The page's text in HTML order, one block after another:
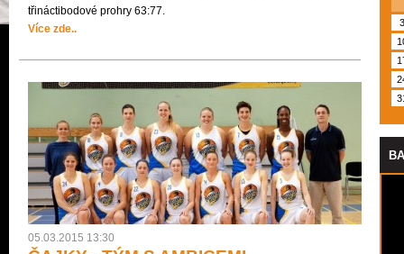
třináctibodové prohry 63:77.
Více zde..
05.03.2015 13:30
3